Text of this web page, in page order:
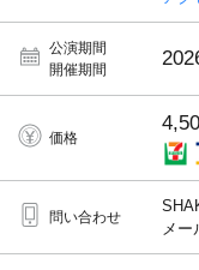
公演期間
開催期間
価格
問い合わせ
メ